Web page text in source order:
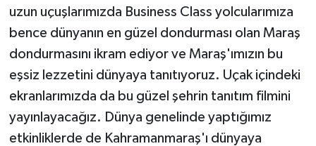
uzun uçuşlarımızda Business Class yolcularımıza
bence dünyanın en güzel dondurması olan Maraş
dondurmasını ikram ediyor ve Maraş'ımızın bu
eşsiz lezzetini dünyaya tanıtıyoruz. Uçak içindeki
ekranlarımızda da bu güzel şehrin tanıtım filmini
yayınlayacağız. Dünya genelinde yaptığımız
etkinliklerde de Kahramanmaraş'ı dünyaya